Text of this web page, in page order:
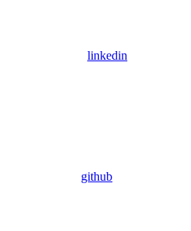
linkedin
github